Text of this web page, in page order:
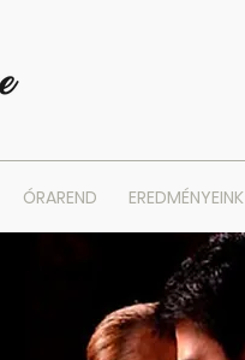
ÓRAREND EREDMÉNYEINK